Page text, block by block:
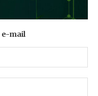
e-mail